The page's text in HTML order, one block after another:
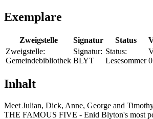
Exemplare
Zweigstelle Signatur Status
Zweigstelle:
Gemeindebibliothek
Signatur:
BLYT
Status:
Lesesommer 0
Inhalt
Meet Julian, Dick, Anne, George and
THE FAMOUS FIVE - Enid Blyton's most